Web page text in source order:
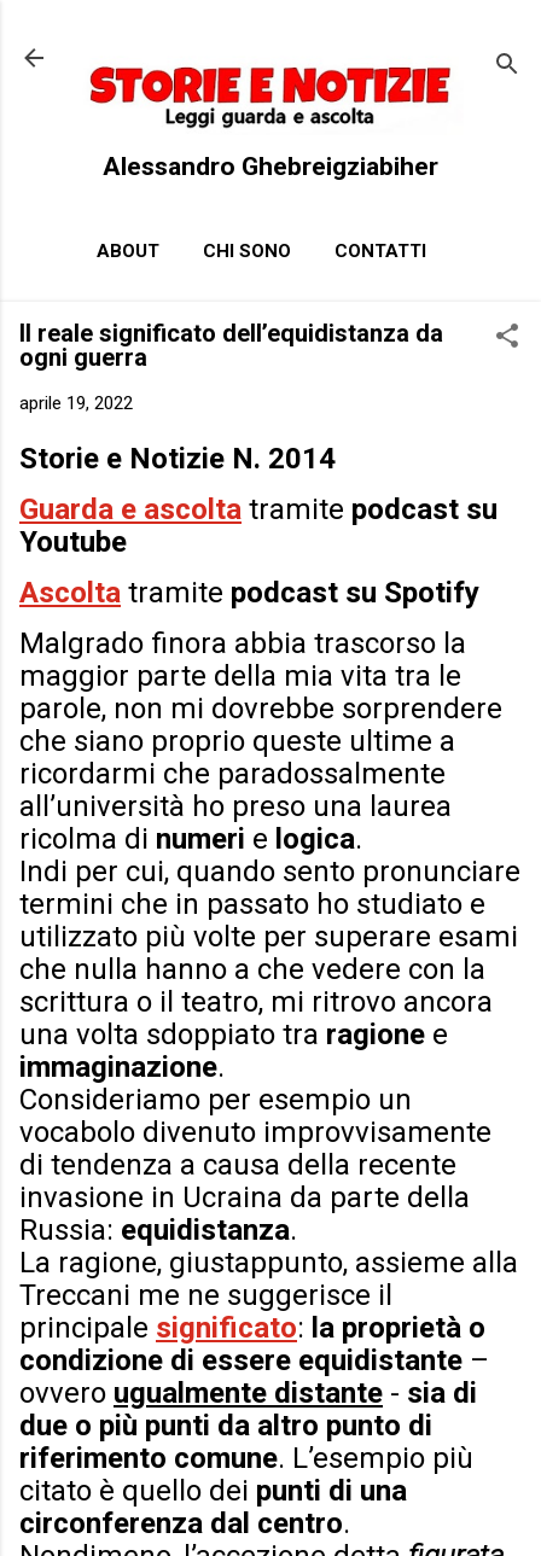
Alessandro Ghebreigziabiher
ABOUT CHI SONO CONTATTI
Il reale significato dell’equidistanza da
ogni guerra
aprile 19, 2022
Storie e Notizie N. 2014
Guarda e ascolta tramite podcast su
Youtube
Ascolta tramite podcast su Spotify
Malgrado finora abbia trascorso la
maggior parte della mia vita tra le
parole, non mi dovrebbe sorprendere
che siano proprio queste ultime a
ricordarmi che paradossalmente
all’università ho preso una laurea
ricolma di numeri e logica.
Indi per cui, quando sento pronunciare
termini che in passato ho studiato e
utilizzato più volte per superare esami
che nulla hanno a che vedere con la
scrittura o il teatro, mi ritrovo ancora
una volta sdoppiato tra ragione e
immaginazione.
Consideriamo per esempio un
vocabolo divenuto improvvisamente
di tendenza a causa della recente
invasione in Ucraina da parte della
Russia: equidistanza.
La ragione, giustappunto, assieme alla
Treccani me ne suggerisce il
principale significato: la proprietà o
condizione di essere equidistante –
ovvero ugualmente distante - sia di
due o più punti da altro punto di
riferimento comune. L’esempio più
citato è quello dei punti di una
circonferenza dal centro.